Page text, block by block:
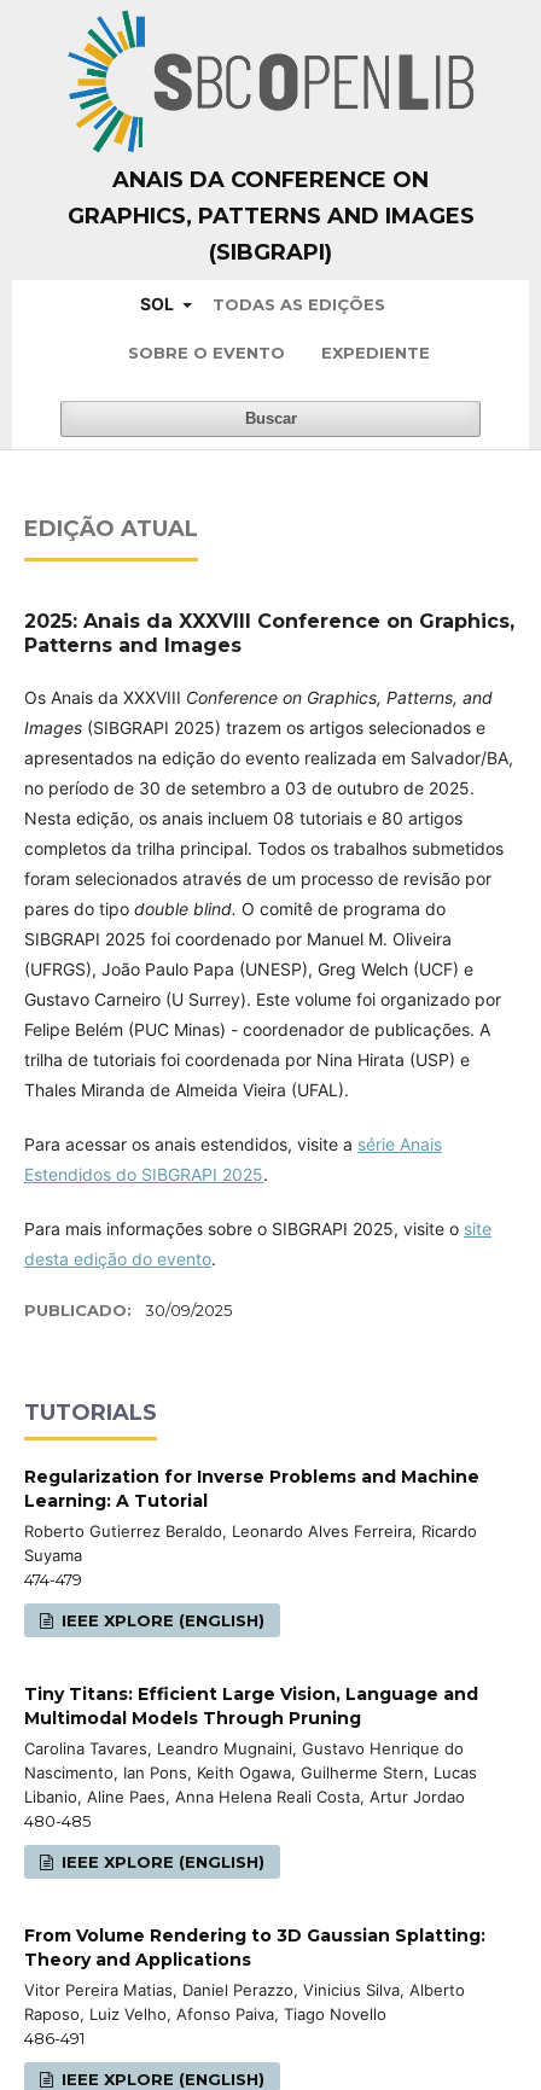
ANAIS DA CONFERENCE ON
GRAPHICS, PATTERNS AND IMAGES
(SIBGRAPI)
SOL TODAS AS EDIÇÕES
SOBRE O EVENTO EXPEDIENTE
Buscar
EDIÇÃO ATUAL
2025: Anais da XXXVIII Conference on Graphics,
Patterns and Images
Os Anais da XXXVIII Conference on Graphics, Patterns, and
Images (SIBGRAPI 2025) trazem os artigos selecionados e
apresentados na edição do evento realizada em Salvador/BA,
no período de 30 de setembro a 03 de outubro de 2025.
Nesta edição, os anais incluem 08 tutoriais e 80 artigos
completos da trilha principal. Todos os trabalhos submetidos
foram selecionados através de um processo de revisão por
pares do tipo double blind. O comitê de programa do
SIBGRAPI 2025 foi coordenado por Manuel M. Oliveira
(UFRGS), João Paulo Papa (UNESP), Greg Welch (UCF) e
Gustavo Carneiro (U Surrey). Este volume foi organizado por
Felipe Belém (PUC Minas) - coordenador de publicações. A
trilha de tutoriais foi coordenada por Nina Hirata (USP) e
Thales Miranda de Almeida Vieira (UFAL).
Para acessar os anais estendidos, visite a série Anais
Estendidos do SIBGRAPI 2025.
Para mais informações sobre o SIBGRAPI 2025, visite o site
desta edição do evento.
PUBLICADO: 30/09/2025
TUTORIALS
Regularization for Inverse Problems and Machine
Learning: A Tutorial
Roberto Gutierrez Beraldo, Leonardo Alves Ferreira, Ricardo
Suyama
474-479
IEEE XPLORE (ENGLISH)
Tiny Titans: Efficient Large Vision, Language and
Multimodal Models Through Pruning
Carolina Tavares, Leandro Mugnaini, Gustavo Henrique do
Nascimento, Ian Pons, Keith Ogawa, Guilherme Stern, Lucas
Libanio, Aline Paes, Anna Helena Reali Costa, Artur Jordao
480-485
IEEE XPLORE (ENGLISH)
From Volume Rendering to 3D Gaussian Splatting:
Theory and Applications
Vitor Pereira Matias, Daniel Perazzo, Vinicius Silva, Alberto
Raposo, Luiz Velho, Afonso Paiva, Tiago Novello
486-491
IEEE XPLORE (ENGLISH)